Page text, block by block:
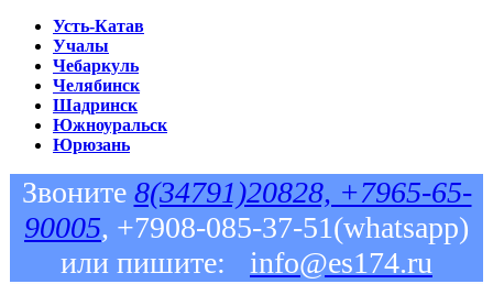
Усть-Катав
Учалы
Чебаркуль
Челябинск
Шадринск
Южноуральск
Юрюзань
Звоните 8(34791)20828, +7965-65-
90005, +7908-085-37-51(whatsapp)
или пишите:
info@es174.ru